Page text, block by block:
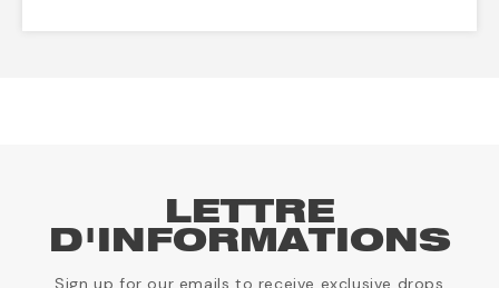
LETTRE
D'INFORMATIONS
Sign up for our emails to receive exclusive drops